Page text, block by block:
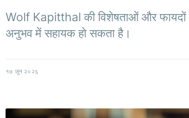
Wolf Kapitthal की विशेषताओं और
अनुभव में सहायक हो सकता है।
१७ जून २०२६